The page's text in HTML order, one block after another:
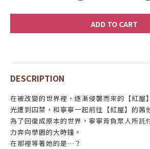
ADD TO CART
DESCRIPTION
在被改變的世界裡，逐漸侵襲而來的【紅屋
光遭到囚禁，和寧寧一起前往【紅屋】的茜
為了回復成原本的世界，寧寧背負眾人所託
力奔向學園的大時鐘。
在那裡等著她的是…？